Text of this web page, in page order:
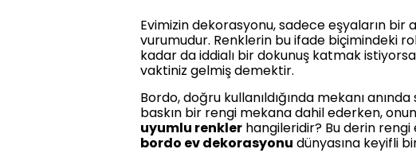
Evimizin dekorasyonu, sadece eşyaların bir
vurumudur. Renklerin bu ifade biçimindeki
kadar da iddialı bir dokunuş katmak
vaktiniz gelmiş demektir.
Bordo, doğru kullanıldığında mekanı
baskın bir rengi mekana dahil ederken,
uyumlu renkler hangileridir? Bu derin rengi
bordo ev dekorasyonu dünyasına keyifli